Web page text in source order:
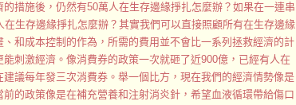
措施後，仍然有50萬人在生存邊緣掙扎怎麼辦？如果在一連串
生存邊緣掙扎怎麼辦？其實我們可以直接照顧所有在生存邊緣
和成本控制的作為，所需的費用並不會比一系列拯救經濟的計
刺激經濟。像消費券的政策一次就砸了近900億，已經有人在
議每年發三次消費券。舉一個比方，現在我們的經濟情勢像是
的政策像是在補充營養和注射消炎針，希望血液循環帶給傷口